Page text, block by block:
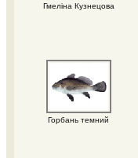
Гмеліна Кузнецова
Горбань темний